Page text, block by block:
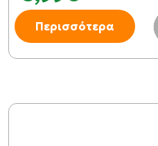
Περισσότερα